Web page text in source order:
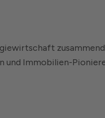
und Immobilien-